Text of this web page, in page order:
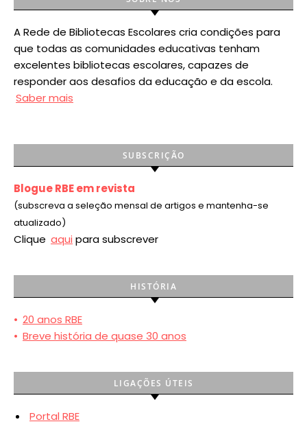
A Rede de Bibliotecas Escolares cria condições para
que todas as comunidades educativas tenham
excelentes bibliotecas escolares, capazes de
responder aos desafios da educação e da escola.
Saber mais
SUBSCRIÇÃO
Blogue RBE em revista
(subscreva a seleção mensal de artigos e mantenha-se
atualizado)
Clique aqui para subscrever
HISTÓRIA
• 20 anos RBE
• Breve história de quase 30 anos
LIGAÇÕES ÚTEIS
Portal RBE